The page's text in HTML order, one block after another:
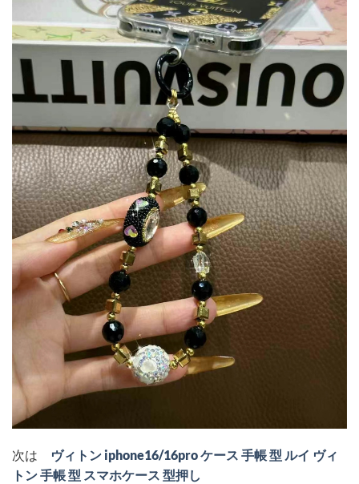
次は
ヴィトン iphone16/16pro ケース 手帳 型 ルイ ヴィ
トン 手帳 型 スマホケース 型押し